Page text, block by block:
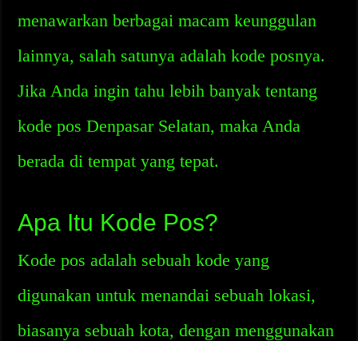
menawarkan berbagai macam keunggulan
lainnya, salah satunya adalah kode posnya.
Jika Anda ingin tahu lebih banyak tentang
kode pos Denpasar Selatan, maka Anda
berada di tempat yang tepat.
Apa Itu Kode Pos?
Kode pos adalah sebuah kode yang
digunakan untuk menandai sebuah lokasi,
biasanya sebuah kota, dengan menggunakan